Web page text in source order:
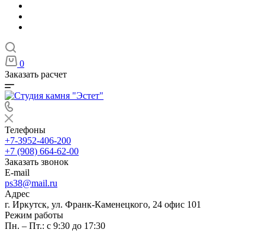
0
Заказать расчет
Телефоны
+7-3952-406-200
+7 (908) 664-62-00
Заказать звонок
E-mail
ps38@mail.ru
Адрес
г. Иркутск, ул. Франк-Каменецкого, 24 офис 101
Режим работы
Пн. – Пт.: с 9:30 до 17:30